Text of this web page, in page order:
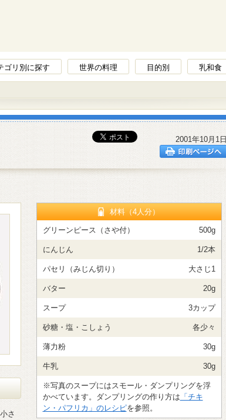
ゴリ別に探す 世界の料理 目的別 乳和食
2001年10月1日
さ
材料（4人分）
グリーンピース（さや付） 500g
にんじん 1/2本
パセリ（みじん切り） 大さじ1
バター 20g
スープ 3カップ
砂糖・塩・こしょう 各少々
薄力粉 30g
牛乳 30g
※写真のスープにはスモール・ダンプリングを浮
かべています。ダンプリングの作り方は 「チキ
ン・パフリカ」のレシピを参照。